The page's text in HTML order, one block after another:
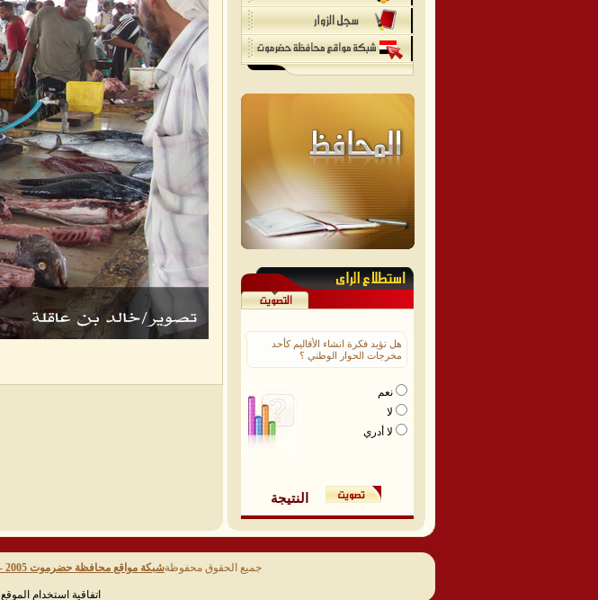
هل تؤيد فكرة انشاء الأقاليم كأحد
مخرجات الحوار الوطني ؟
نعم
لا
لا أدري
النتيجة
جميع الحقوق محفوظةشبكة مواقع محافظة حضرموت 2005 - 2026
اتفاقية استخدام الموقع